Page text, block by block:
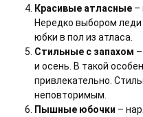
Красивые атласные –
Нередко выбором
юбки в пол из атласа.
Стильные с запахом
и осень. В такой
привлекательно.
неповторимым.
Пышные юбочки –